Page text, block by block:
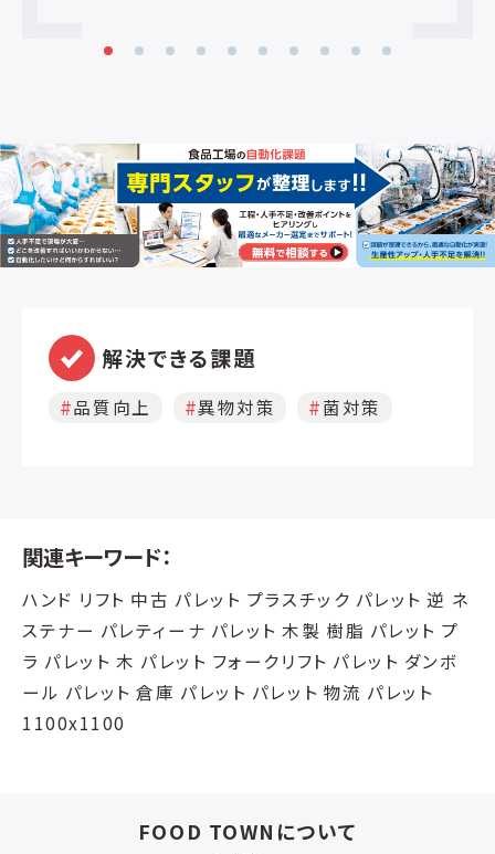
解決できる課題
品質向上 異物対策 菌対策
関連キーワード：
ハンド リフト 中古 パレット プラスチック パレット 逆 ネ
ステナー パレティーナ パレット 木製 樹脂 パレット プ
ラ パレット 木 パレット フォークリフト パレット ダンボ
ール パレット 倉庫 パレット パレット 物流 パレット
1100x1100
FOOD TOWNについて